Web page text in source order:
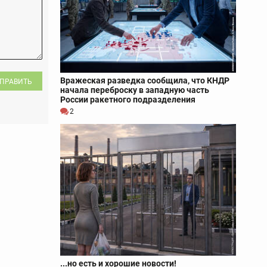
Вражеская разведка сообщила, что КНДР
начала переброску в западную часть
России ракетного подразделения
2
...но есть и хорошие новости!